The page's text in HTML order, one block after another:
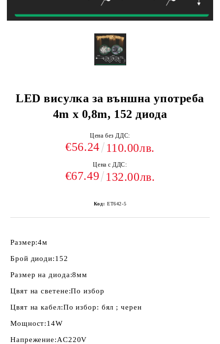
LED висулка за външна употреба
4m x 0,8m, 152 диода
Цена без ДДС:
€56.24 110.00лв.
Цена с ДДС:
€67.49 132.00лв.
Код: ET642-5
Размер:4м
Брой диоди:152
Размер на диода:8мм
Цвят на светене:По избор
Цвят на кабел:По избор: бял ; черен
Мощност:14W
Напрежение:AC220V